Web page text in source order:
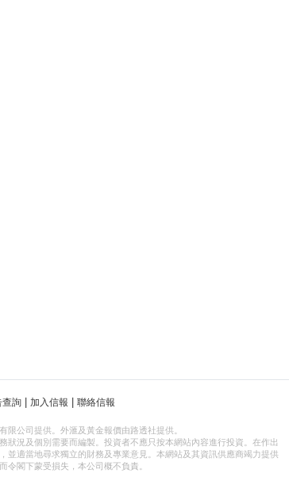
查詢 加入信報 聯絡信報
限公司提供。外滙及黃金報價由路透社提供。
況及個別需要而編製。投資者不應只按本網站內容進行投資。在作出
並適當地尋求獨立的財務及專業意見。本網站及其資訊供應商竭力提供
令閣下蒙受損失，本公司概不負責。